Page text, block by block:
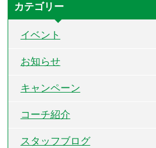
カテゴリー
イベント
お知らせ
キャンペーン
コーチ紹介
スタッフブログ